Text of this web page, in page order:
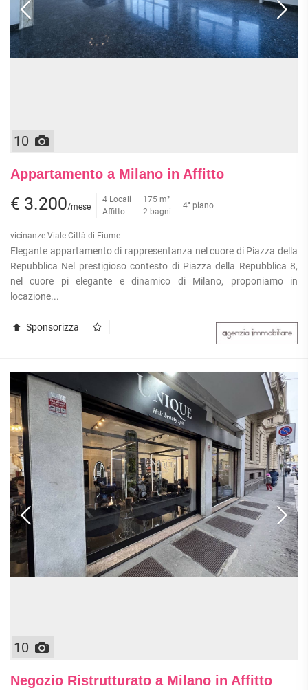
QUADRILOCALI
ATTICI
CASE
STANZE
CASALI
UFFICI
ATTIVITÀ
COMMERCIALI
IN
APPARTAMENTI
PIANO
ALTO
APPARTAMENTI
METROPOLITANA
A
SCHIERA
10
Appartamento a Milano in Affitto
€ 3.200/mese
4 Locali
Affitto
175 m²
2 bagni
4° piano
vicinanze Viale Città di Fiume
Elegante appartamento di rappresentanza nel cuore di Piazza della
Repubblica Nel prestigioso contesto di Piazza della Repubblica 8,
nel cuore pi elegante e dinamico di Milano, proponiamo in
locazione...
Sponsorizza
10
Negozio Ristrutturato a Milano in Affitto